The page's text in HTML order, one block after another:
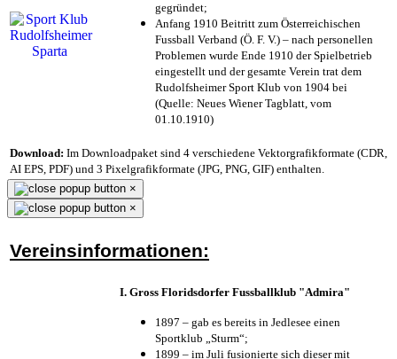
gegründet;
Anfang 1910 Beitritt zum Österreichischen
Fussball Verband (Ö. F. V.) – nach personellen
Problemen wurde Ende 1910 der Spielbetrieb
eingestellt und der gesamte Verein trat dem
Rudolfsheimer Sport Klub von 1904 bei
(Quelle: Neues Wiener Tagblatt, vom
01.10.1910)
Download: Im Downloadpaket sind 4 verschiedene Vektorgrafikformate (CDR,
AI EPS, PDF) und 3 Pixelgrafikformate (JPG, PNG, GIF) enthalten.
×
×
Vereinsinformationen:
I. Gross Floridsdorfer Fussballklub "Admira"
1897 – gab es bereits in Jedlesee einen
Sportklub „Sturm“;
1899 – im Juli fusionierte sich dieser mit